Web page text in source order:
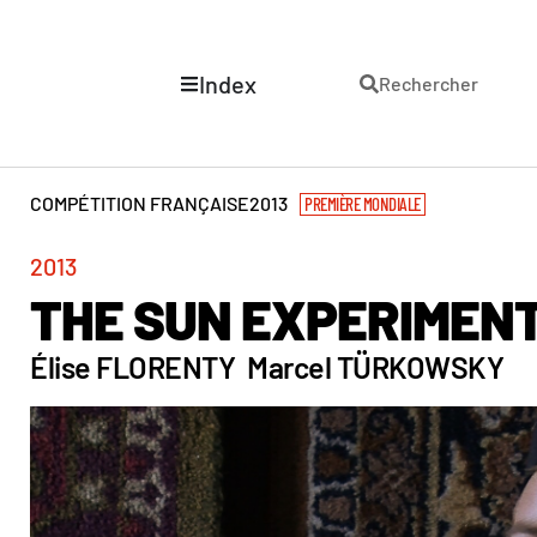
Rechercher
Index
COMPÉTITION FRANÇAISE2013 PREMIÈRE MONDIALE
2013
THE SUN
Élise FLORENTY Marcel TÜRKOWSKY